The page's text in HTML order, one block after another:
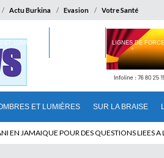
Actu Burkina Evasion Votre Santé
ET LUMIÈRES SUR LA BRAISE
ET LUMIÈRES LIGNES DE FORCE
TALON A LA TETE DU SENAT BENINOIS :